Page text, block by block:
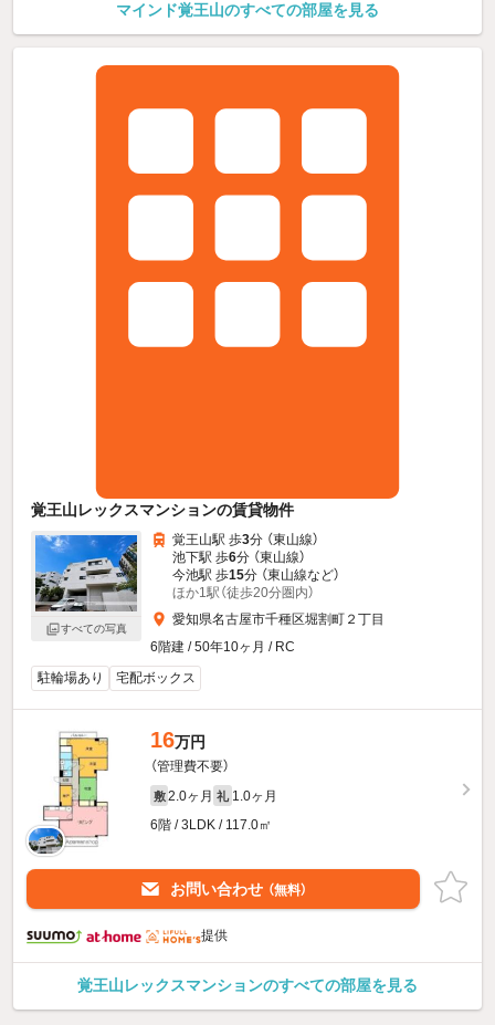
マインド覚王山のすべての部屋を見る
覚王山レックスマンションの賃貸物件
すべての写真
覚王山駅 歩3分 （東山線）
池下駅 歩6分 （東山線）
今池駅 歩15分 （東山線など）
ほか1駅（徒歩20分圏内）
愛知県名古屋市千種区堀割町２丁目
6階建 / 50年10ヶ月 / RC
駐輪場あり
宅配ボックス
16万円
（管理費不要）
敷 2.0ヶ月 礼 1.0ヶ月
6階 / 3LDK / 117.0㎡
お問い合わせ （無料）
提供
覚王山レックスマンションのすべての部屋を見る